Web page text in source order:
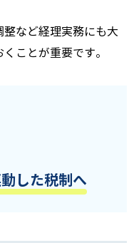
など経理実務にも大
ことが重要です。
した税制へ